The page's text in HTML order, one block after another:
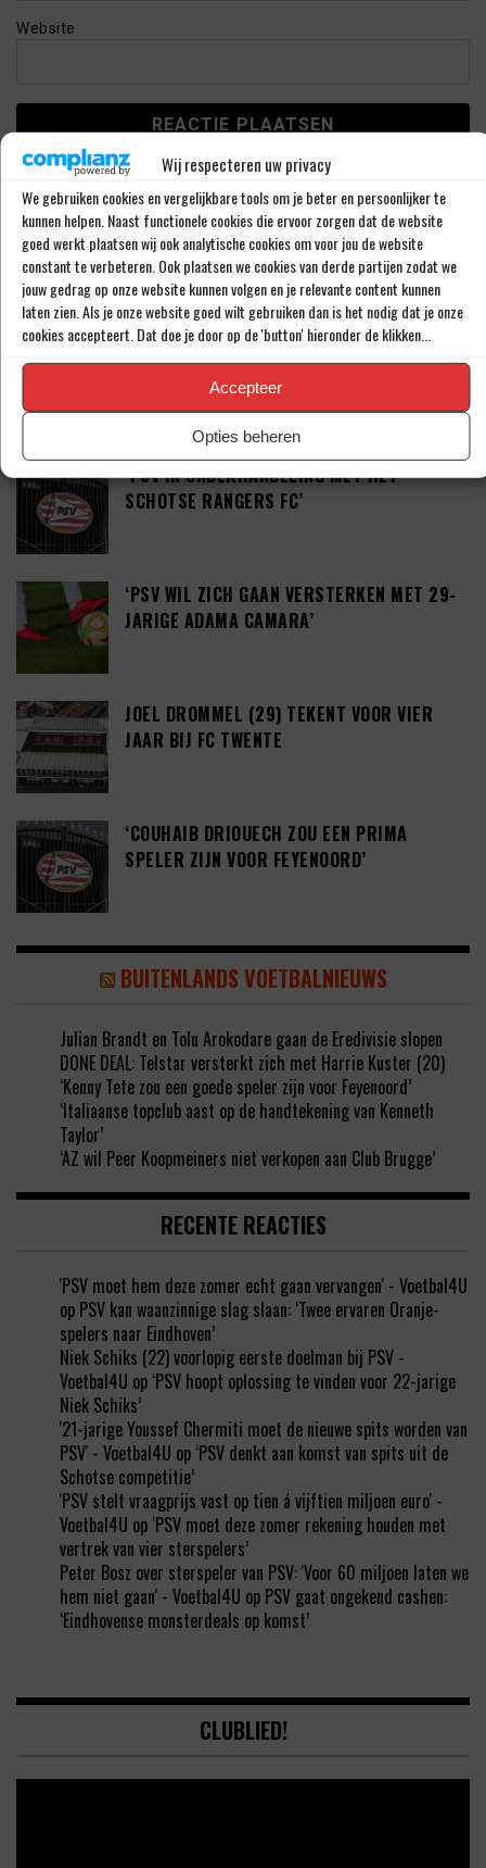
Wij respecteren uw privacy
We gebruiken cookies en vergelijkbare tools om je beter en persoonlijker te
kunnen helpen. Naast functionele cookies die ervoor zorgen dat de website
goed werkt plaatsen wij ook analytische cookies om voor jou de website
constant te verbeteren. Ook plaatsen we cookies van derde partijen zodat we
jouw gedrag op onze website kunnen volgen en je relevante content kunnen
laten zien. Als je onze website goed wilt gebruiken dan is het nodig dat je onze
cookies accepteert. Dat doe je door op de 'button' hieronder de klikken...
Accepteer
Opties beheren
Website
This site uses Akismet to reduce spam.Learn how your
comment data is processed.
LAATSTE BERICHTEN
PSV LAAT SPITS GAAN MAAR BEDING WEL
EEN ‘MATCHINGRIGHT’
‘PSV IN ONDERHANDELING MET HET
SCHOTSE RANGERS FC’
‘PSV WIL ZICH GAAN VERSTERKEN MET 29-
JARIGE ADAMA CAMARA’
JOEL DROMMEL (29) TEKENT VOOR VIER
JAAR BIJ FC TWENTE
‘COUHAIB DRIOUECH ZOU EEN PRIMA
SPELER ZIJN VOOR FEYENOORD’
BUITENLANDS VOETBALNIEUWS
Julian Brandt en Tolu Arokodare gaan de Eredivisie slopen
DONE DEAL: Telstar versterkt zich met Harrie Kuster (20)
‘Kenny Tete zou een goede speler zijn voor Feyenoord’
‘Italiaanse topclub aast op de handtekening van Kenneth
Taylor’
‘AZ wil Peer Koopmeiners niet verkopen aan Club Brugge’
RECENTE REACTIES
'PSV moet hem deze zomer echt gaan vervangen' - Voetbal4U
op PSV kan waanzinnige slag slaan: ‘Twee ervaren Oranje-
spelers naar Eindhoven’
Niek Schiks (22) voorlopig eerste doelman bij PSV -
Voetbal4U op ‘PSV hoopt oplossing te vinden voor 22-jarige
Niek Schiks’
'21-jarige Youssef Chermiti moet de nieuwe spits worden van
PSV' - Voetbal4U op ‘PSV denkt aan komst van spits uit de
Schotse competitie’
'PSV stelt vraagprijs vast op tien á vijftien miljoen euro' -
Voetbal4U op ‘PSV moet deze zomer rekening houden met
vertrek van vier sterspelers’
Peter Bosz over sterspeler van PSV: 'Voor 60 miljoen laten we
hem niet gaan' - Voetbal4U op PSV gaat ongekend cashen:
‘Eindhovense monsterdeals op komst’
CLUBLIED!